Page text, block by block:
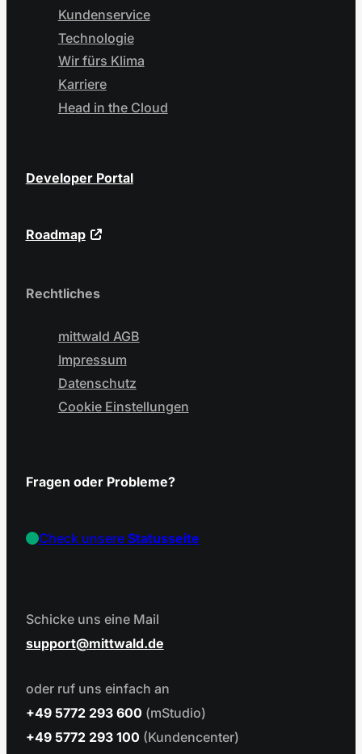
Kundenservice
Technologie
Wir fürs Klima
Karriere
Head in the Cloud
Developer Portal
Roadmap
Rechtliches
mittwald AGB
Impressum
Datenschutz
Cookie Einstellungen
Fragen oder Probleme?
Check unsereStatusseite
Schicke uns eine Mail
support
mittwald.de
oder ruf uns einfach an
+49 5772 293 600 (mStudio)
+49 5772 293 100 (Kundencenter)